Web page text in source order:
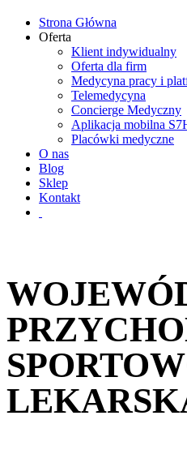
Strona Główna
Oferta
Klient indywidualny
Oferta dla firm
Medycyna pracy i
Telemedycyna
Concierge Medyczny
Aplikacja mobilna
Placówki medyczne
O nas
Blog
Sklep
Kontakt